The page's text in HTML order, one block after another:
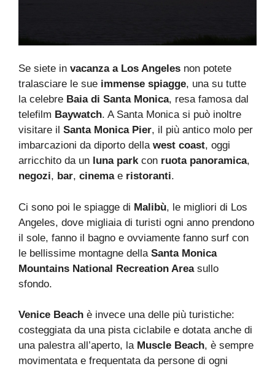
Se siete in vacanza a Los Angeles non potete
tralasciare le sue immense spiagge, una su tutte
la celebre Baia di Santa Monica, resa famosa dal
telefilm Baywatch. A Santa Monica si può inoltre
visitare il Santa Monica Pier, il più antico molo per
imbarcazioni da diporto della west coast, oggi
arricchito da un luna parkcon ruota panoramica,
negozi, bar, cinemae ristoranti.
Ci sono poi le spiagge di Malibù, le migliori di Los
Angeles, dove migliaia di turisti ogni anno prendono
il sole, fanno il bagno e ovviamente fanno surf con
le bellissime montagne della Santa Monica
Mountains National Recreation Areasullo
sfondo.
Venice Beach è invece una delle più turistiche:
costeggiata da una pista ciclabile e dotata anche di
una palestra all’aperto, la Muscle Beach, è sempre
movimentata e frequentata da persone di ogni